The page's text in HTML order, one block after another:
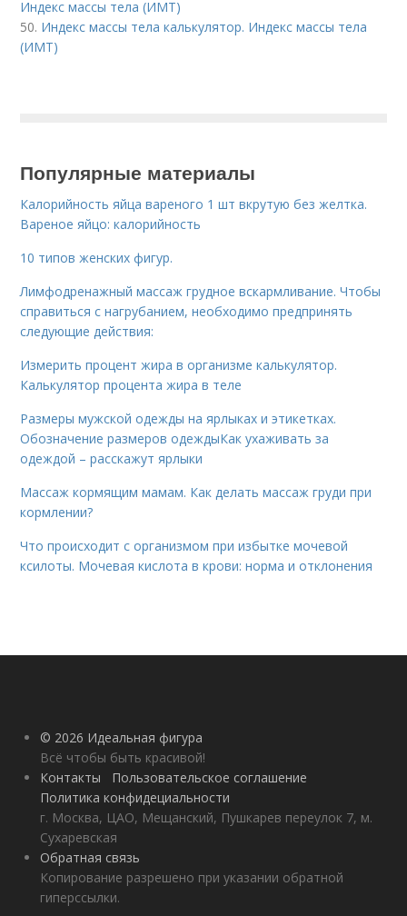
Индекс массы тела (ИМТ)
50. Индекс массы тела калькулятор. Индекс массы тела
(ИМТ)
Популярные материалы
Калорийность яйца вареного 1 шт вкрутую без желтка.
Вареное яйцо: калорийность
10 типов женских фигур.
Лимфодренажный массаж грудное вскармливание. Чтобы
справиться с нагрубанием, необходимо предпринять
следующие действия:
Измерить процент жира в организме калькулятор.
Калькулятор процента жира в теле
Размеры мужской одежды на ярлыках и этикетках.
Обозначение размеров одеждыКак ухаживать за
одеждой – расскажут ярлыки
Массаж кормящим мамам. Как делать массаж груди при
кормлении?
Что происходит с организмом при избытке мочевой
ксилоты. Мочевая кислота в крови: норма и отклонения
© 2026 Идеальная фигура
Всё чтобы быть красивой!
Контакты
Пользовательское соглашение
Политика конфидециальности
г. Москва, ЦАО, Мещанский, Пушкарев переулок 7, м.
Сухаревская
Обратная связь
Копирование разрешено при указании обратной
гиперссылки.